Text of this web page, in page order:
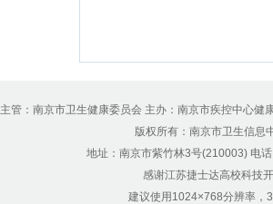
主管：南京市卫生健康委员会 主办：南京市疾控中心
版权所有：南京市卫生信
地址：南京市紫竹林3号(210003) 电
感谢江苏捷士达高校科技
建议使用1024×768分辨率，